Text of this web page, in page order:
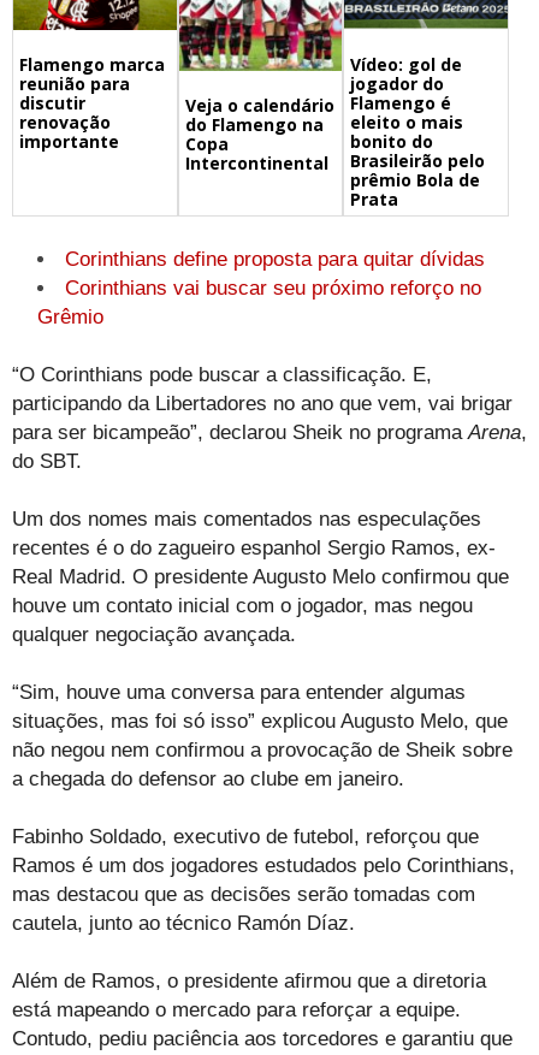
Flamengo marca
reunião para
discutir
renovação
importante
Veja o calendário
do Flamengo na
Copa
Intercontinental
Vídeo: gol de
jogador do
Flamengo é
eleito o mais
bonito do
Brasileirão pelo
prêmio Bola de
Prata
Corinthians define proposta para quitar dívidas
Corinthians vai buscar seu próximo reforço no
Grêmio
“O Corinthians pode buscar a classificação. E,
participando da Libertadores no ano que vem, vai brigar
para ser bicampeão”, declarou Sheik no programaArena,
do SBT.
Um dos nomes mais comentados nas especulações
recentes é o do zagueiro espanhol Sergio Ramos, ex-
Real Madrid. O presidente Augusto Melo confirmou que
houve um contato inicial com o jogador, mas negou
qualquer negociação avançada.
“Sim, houve uma conversa para entender algumas
situações, mas foi só isso” explicou Augusto Melo, que
não negou nem confirmou a provocação de Sheik sobre
a chegada do defensor ao clube em janeiro.
Fabinho Soldado, executivo de futebol, reforçou que
Ramos é um dos jogadores estudados pelo Corinthians,
mas destacou que as decisões serão tomadas com
cautela, junto ao técnico Ramón Díaz.
Além de Ramos, o presidente afirmou que a diretoria
está mapeando o mercado para reforçar a equipe.
Contudo, pediu paciência aos torcedores e garantiu que